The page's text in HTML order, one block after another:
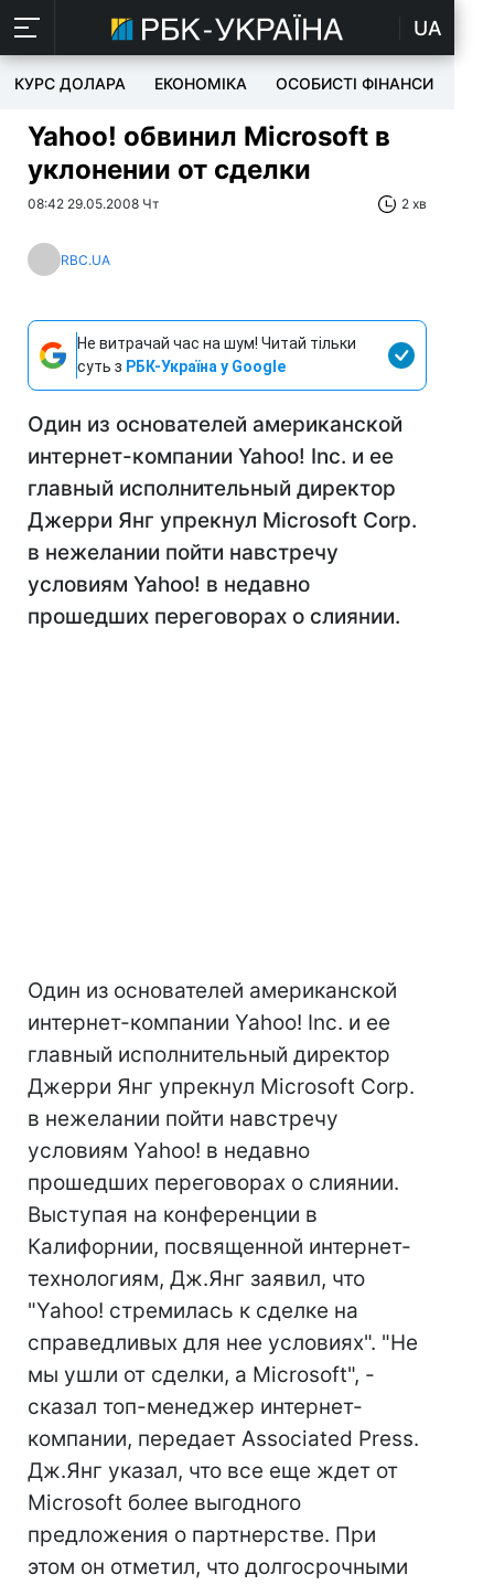
UA
КУРС ДОЛАРА ЕКОНОМІКА ОСОБИСТІ ФІНАНСИ
Yahoo! обвинил Microsoft в
уклонении от сделки
08:42 29.05.2008 Чт 2 хв
RBC.UA
Не витрачай час на шум! Читай тільки
суть з РБК-Україна у Google
Один из основателей американской
интернет-компании Yahoo! Inc. и ее
главный исполнительный директор
Джерри Янг упрекнул Microsoft Corp.
в нежелании пойти навстречу
условиям Yahoo! в недавно
прошедших переговорах о слиянии.
Один из основателей американской
интернет-компании Yahoo! Inc. и ее
главный исполнительный директор
Джерри Янг упрекнул Microsoft Corp.
в нежелании пойти навстречу
условиям Yahoo! в недавно
прошедших переговорах о слиянии.
Выступая на конференции в
Калифорнии, посвященной интернет-
технологиям, Дж.Янг заявил, что
"Yahoo! стремилась к сделке на
справедливых для нее условиях". "Не
мы ушли от сделки, а Microsoft", -
сказал топ-менеджер интернет-
компании, передает Associated Press.
Дж.Янг указал, что все еще ждет от
Microsoft более выгодного
предложения о партнерстве. При
этом он отметил, что долгосрочными